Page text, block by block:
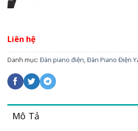
Liên hệ
Danh mục: Đàn piano điện,Đàn Piano Điện
Mô Tả